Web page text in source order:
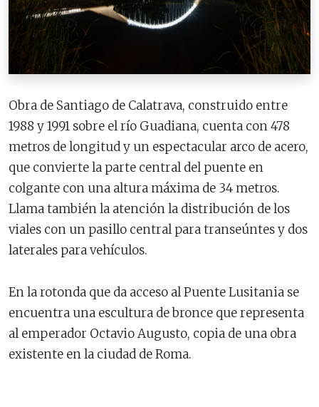
Obra de Santiago de Calatrava, construido entre
1988 y 1991 sobre el río Guadiana, cuenta con 478
metros de longitud y un espectacular arco de acero,
que convierte la parte central del puente en
colgante con una altura máxima de 34 metros.
Llama también la atención la distribución de los
viales con un pasillo central para transeúntes y dos
laterales para vehículos.
En la rotonda que da acceso al Puente Lusitania se
encuentra una escultura de bronce que representa
al emperador Octavio Augusto, copia de una obra
existente en la ciudad de Roma.